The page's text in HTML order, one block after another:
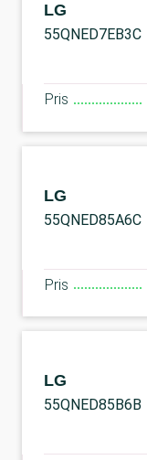
LG
55QNED7EB3C
Pris
LG
55QNED85A6C
Pris
LG
55QNED85B6B